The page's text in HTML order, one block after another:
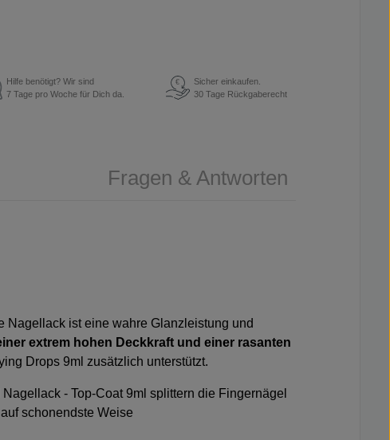
Hilfe benötigt? Wir sind
7 Tage pro Woche für Dich da.
€
Sicher einkaufen.
30 Tage Rückgaberecht
Fragen & Antworten
Nagellack ist eine wahre Glanzleistung und
extrem hohen Deckkraft und einer rasanten
Drops 9ml zusätzlich unterstützt.
- Top-Coat 9ml splittern die Fingernägel
schonendste Weise